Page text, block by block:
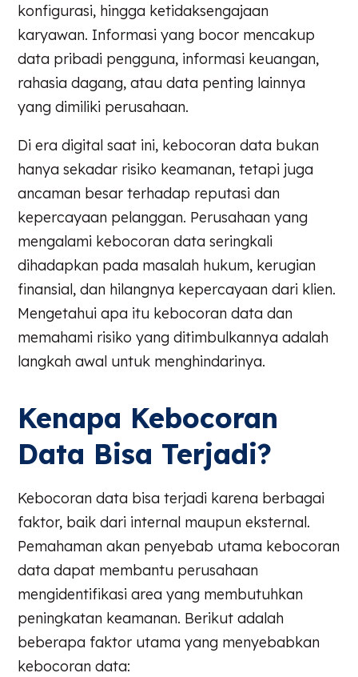
konfigurasi, hingga ketidaksengajaan
karyawan. Informasi yang bocor mencakup
data pribadi pengguna, informasi keuangan,
rahasia dagang, atau data penting lainnya
yang dimiliki perusahaan.
Di era digital saat ini, kebocoran data bukan
hanya sekadar risiko keamanan, tetapi juga
ancaman besar terhadap reputasi dan
kepercayaan pelanggan. Perusahaan yang
mengalami kebocoran data seringkali
dihadapkan pada masalah hukum, kerugian
finansial, dan hilangnya kepercayaan dari klien.
Mengetahui apa itu kebocoran data dan
memahami risiko yang ditimbulkannya adalah
langkah awal untuk menghindarinya.
Kenapa Kebocoran
Data Bisa Terjadi?
Kebocoran data bisa terjadi karena berbagai
faktor, baik dari internal maupun eksternal.
Pemahaman akan penyebab utama kebocoran
data dapat membantu perusahaan
mengidentifikasi area yang membutuhkan
peningkatan keamanan. Berikut adalah
beberapa faktor utama yang menyebabkan
kebocoran data: